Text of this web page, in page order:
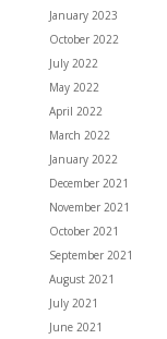
January 2023
October 2022
July 2022
May 2022
April 2022
March 2022
January 2022
December 2021
November 2021
October 2021
September 2021
August 2021
July 2021
June 2021